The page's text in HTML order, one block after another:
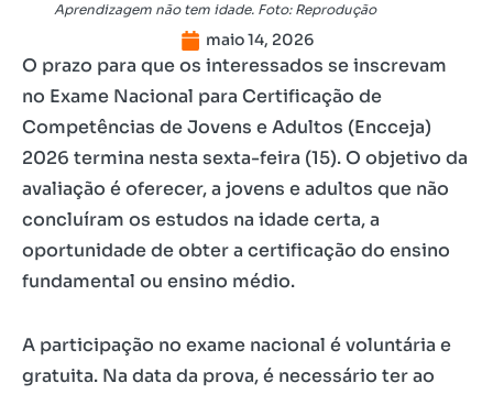
Aprendizagem não tem idade. Foto: Reprodução
maio 14, 2026
O prazo para que os interessados se inscrevam
no Exame Nacional para Certificação de
Competências de Jovens e Adultos (Encceja)
2026 termina nesta sexta-feira (15). O objetivo da
avaliação é oferecer, a jovens e adultos que não
concluíram os estudos na idade certa, a
oportunidade de obter a certificação do ensino
fundamental ou ensino médio.
A participação no exame nacional é voluntária e
gratuita. Na data da prova, é necessário ter ao